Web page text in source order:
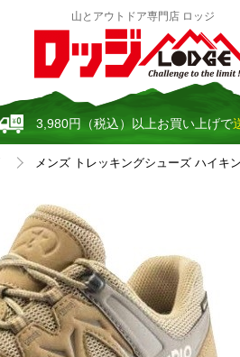
山とアウトドア専門店 ロッジ
3,980円（税込）以上お買い上げで
メンズ トレッキングシューズ ハイキ